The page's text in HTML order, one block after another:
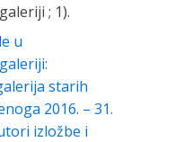
; 1).
u
starih
2016. – 31.
izložbe i